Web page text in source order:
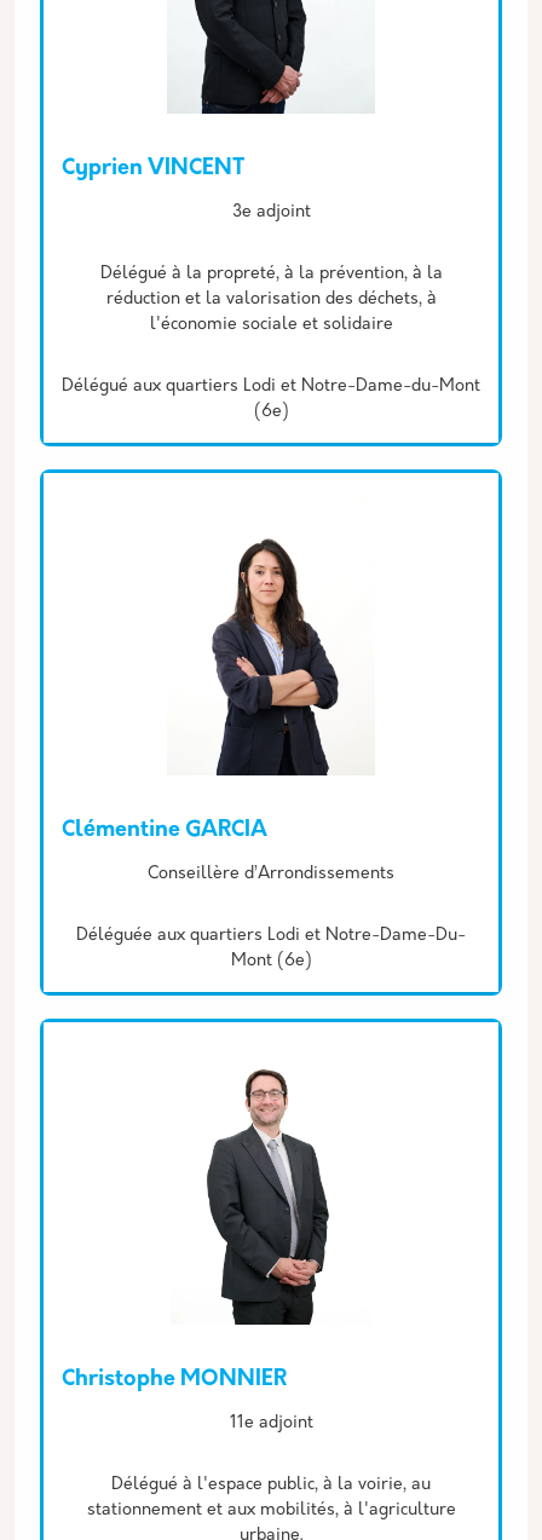
Cyprien VINCENT
3e adjoint
Délégué à la propreté, à la prévention, à la
réduction et la valorisation des déchets, à
l'économie sociale et solidaire
Délégué aux quartiers Lodi et Notre-Dame-du-Mont
(6e)
Clémentine GARCIA
DescriptionConseillère d’Arrondissements
Déléguée aux quartiers Lodi et Notre-Dame-Du-
Mont (6e)
Christophe MONNIER
11e adjoint
Délégué à l'espace public, à la voirie, au
stationnement et aux mobilités, à l'agriculture
urbaine.